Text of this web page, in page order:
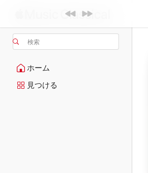
検索
ホーム
見つける